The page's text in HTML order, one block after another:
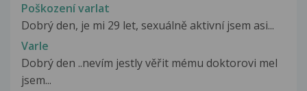
Poškození varlat
Dobrý den, je mi 29 let, sexuálně aktivní jsem asi...
Varle
Dobrý den ..nevím jestly věřit mému doktorovi mel
jsem...